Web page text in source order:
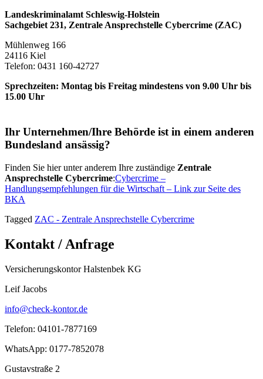
Landeskriminalamt Schleswig-Holstein
Sachgebiet 231, Zentrale Ansprechstelle Cybercrime (ZAC)
Mühlenweg 166
24116 Kiel
Telefon: 0431 160-42727
Sprechzeiten: Montag bis Freitag mindestens von 9.00 Uhr bis
15.00 Uhr
Ihr Unternehmen/Ihre Behörde ist in einem anderen
Bundesland ansässig?
Finden Sie hier unter anderem Ihre zuständige Zentrale
Ansprechstelle Cybercrime:Cybercrime –
Handlungsempfehlungen für die Wirtschaft – Link zur Seite des
BKA
Tagged ZAC - Zentrale Ansprechstelle Cybercrime
Kontakt / Anfrage
Versicherungskontor Halstenbek KG
Leif Jacobs
info@check-kontor.de
Telefon: 04101-7877169
WhatsApp: 0177-7852078
Gustavstraße 2